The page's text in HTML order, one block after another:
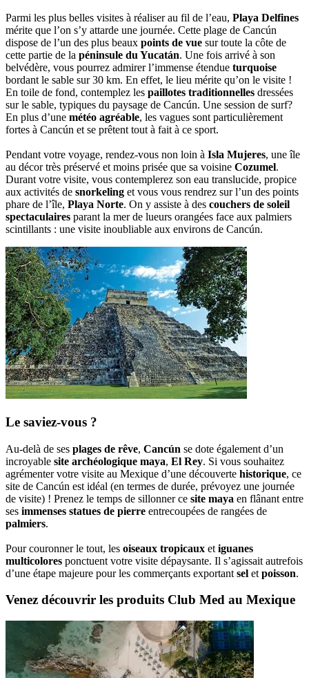
Parmi les plus belles visites à réaliser au fil de l’eau, Playa Delfines
mérite que l’on s’y attarde une journée. Cette plage de Cancún
dispose de l’un des plus beaux points de vue sur toute la côte de
cette partie de la péninsule du Yucatán. Une fois arrivé à son
belvédère, vous pourrez admirer l’immense étendue turquoise
bordant le sable sur 30 km. En effet, le lieu mérite qu’on le visite !
En toile de fond, contemplez les paillotes traditionnelles dressées
sur le sable, typiques du paysage de Cancún. Une session de surf?
En plus d’une météo agréable, les vagues sont particulièrement
fortes à Cancún et se prêtent tout à fait à ce sport.
Pendant votre voyage, rendez-vous non loin à Isla Mujeres, une île
au décor très préservé et moins prisée que sa voisine Cozumel.
Durant votre visite, vous contemplerez son eau translucide, propice
aux activités de snorkeling et vous vous rendrez sur l’un des points
phare de l’île, Playa Norte. On y assiste à des couchers de soleil
spectaculaires parant la mer de lueurs orangées face aux palmiers
scintillants : une visite inoubliable aux environs de Cancún.
Le saviez-vous ?
Au-delà de ses plages de rêve, Cancún se dote également d’un
incroyable site archéologique maya, El Rey. Si vous souhaitez
agrémenter votre visite au Mexique d’une découverte historique, ce
site de Cancún est idéal (en termes de durée, prévoyez une journée
de visite) ! Prenez le temps de sillonner ce site maya en flânant entre
ses immenses statues de pierre entrecoupées de rangées de
palmiers.
Pour couronner le tout, les oiseaux tropicaux et iguanes
multicolores ponctuent votre visite dépaysante. Il s’agissait autrefois
d’une étape majeure pour les commerçants exportant sel et poisson.
Venez découvrir les produits Club Med au Mexique